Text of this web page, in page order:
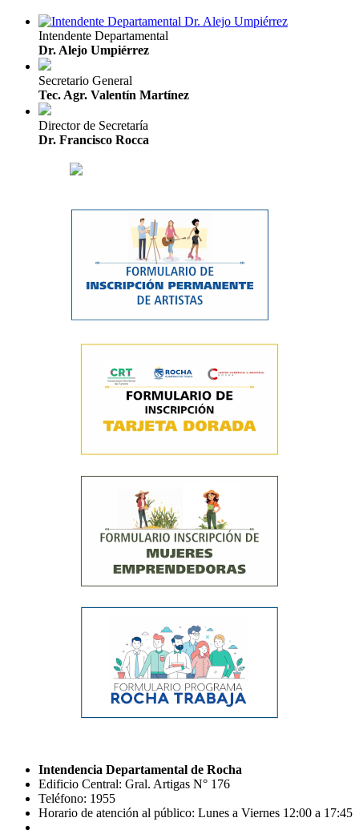
Intendente Departamental
Dr. Alejo Umpiérrez
Secretario General
Tec. Agr. Valentín Martínez
Director de Secretaría
Dr. Francisco Rocca
Intendencia Departamental de Rocha
Edificio Central: Gral. Artigas N° 176
Teléfono: 1955
Horario de atención al público: Lunes a Viernes 12:00 a 17:45